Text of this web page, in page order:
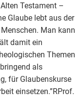
Testament –
Glaube lebt aus der
Man kann
damit ein
Themen
als
für Glaubenskurse
einsetzen.”RProf.